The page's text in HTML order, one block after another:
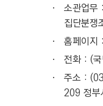
ㆍ
소관업무
집단분쟁
ㆍ
홈페이지 :
ㆍ
전화 : (
ㆍ
주소 :
209 정부